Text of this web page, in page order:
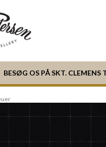
BESØG OS PÅ SKT. CLEMENS